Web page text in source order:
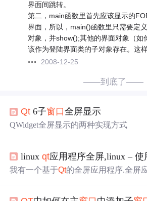
界面间跳转。
第二，main函数里首先应该显示的
界面，所以，main()函数里只需要定
对象，并show();其他的界面对象（如
该作为登陆界面类的子对象存在。这
2008-12-25
——到底了——
Qt 6子窗口全屏显示
QWidget全屏显示的两种实现方式
linuxqt应用程序全屏,linux – 使
我有一个基于Qt的全屏应用程序.全屏